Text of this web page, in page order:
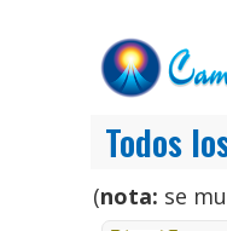
Todos
(nota: se